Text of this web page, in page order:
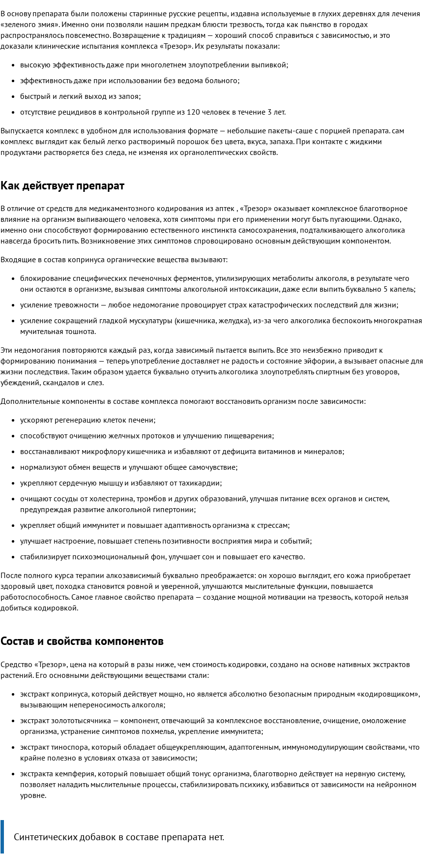
В основу препарата были положены старинные русские рецепты, издавна используемые в глухих деревнях для лечения
«зеленого змия». Именно они позволяли нашим предкам блюсти трезвость, тогда как пьянство в городах
распространялось повсеместно. Возвращение к традициям — хороший способ справиться с зависимостью, и это
доказали клинические испытания комплекса «Трезор». Их результаты показали:
высокую эффективность даже при многолетнем злоупотреблении выпивкой;
эффективность даже при использовании без ведома больного;
быстрый и легкий выход из запоя;
отсутствие рецидивов в контрольной группе из 120 человек в течение 3 лет.
Выпускается комплекс в удобном для использования формате — небольшие пакеты-саше с порцией препарата. сам
комплекс выглядит как белый легко растворимый порошок без цвета, вкуса, запаха. При контакте с жидкими
продуктами растворяется без следа, не изменяя их органолептических свойств.
Как действует препарат
В отличие от средств для медикаментозного кодирования из аптек , «Трезор» оказывает комплексное благотворное
влияние на организм выпивающего человека, хотя симптомы при его применении могут быть пугающими. Однако,
именно они способствуют формированию естественного инстинкта самосохранения, подталкивающего алкоголика
навсегда бросить пить. Возникновение этих симптомов спровоцировано основным действующим компонентом.
Входящие в состав копринуса органические вещества вызывают:
блокирование специфических печеночных ферментов, утилизирующих метаболиты алкоголя, в результате чего
они остаются в организме, вызывая симптомы алкогольной интоксикации, даже если выпить буквально 5 капель;
усиление тревожности — любое недомогание провоцирует страх катастрофических последствий для жизни;
усиление сокращений гладкой мускулатуры (кишечника, желудка), из-за чего алкоголика беспокоить многократная
мучительная тошнота.
Эти недомогания повторяются каждый раз, когда зависимый пытается выпить. Все это неизбежно приводит к
формированию понимания — теперь употребление доставляет не радость и состояние эйфории, а вызывает опасные для
жизни последствия. Таким образом удается буквально отучить алкоголика злоупотреблять спиртным без уговоров,
убеждений, скандалов и слез.
Дополнительные компоненты в составе комплекса помогают восстановить организм после зависимости:
ускоряют регенерацию клеток печени;
способствуют очищению желчных протоков и улучшению пищеварения;
восстанавливают микрофлору кишечника и избавляют от дефицита витаминов и минералов;
нормализуют обмен веществ и улучшают общее самочувствие;
укрепляют сердечную мышцу и избавляют от тахикардии;
очищают сосуды от холестерина, тромбов и других образований, улучшая питание всех органов и систем,
предупреждая развитие алкогольной гипертонии;
укрепляет общий иммунитет и повышает адаптивность организма к стрессам;
улучшает настроение, повышает степень позитивности восприятия мира и событий;
стабилизирует психоэмоциональный фон, улучшает сон и повышает его качество.
После полного курса терапии алкозависимый буквально преображается: он хорошо выглядит, его кожа приобретает
здоровый цвет, походка становится ровной и уверенной, улучшаются мыслительные функции, повышается
работоспособность. Самое главное свойство препарата — создание мощной мотивации на трезвость, которой нельзя
добиться кодировкой.
Состав и свойства компонентов
Средство «Трезор», цена на который в разы ниже, чем стоимость кодировки, создано на основе нативных экстрактов
растений. Его основными действующими веществами стали:
экстракт копринуса, который действует мощно, но является абсолютно безопасным природным «кодировщиком»,
вызывающим непереносимость алкоголя;
экстракт золототысячника — компонент, отвечающий за комплексное восстановление, очищение, омоложение
организма, устранение симптомов похмелья, укрепление иммунитета;
экстракт тиноспора, который обладает общеукрепляющим, адаптогенным, иммуномодулирующим свойствами, что
крайне полезно в условиях отказа от зависимости;
экстракта кемпферия, который повышает общий тонус организма, благотворно действует на нервную систему,
позволяет наладить мыслительные процессы, стабилизировать психику, избавиться от зависимости на нейронном
уровне.
Синтетических добавок в составе препарата нет.